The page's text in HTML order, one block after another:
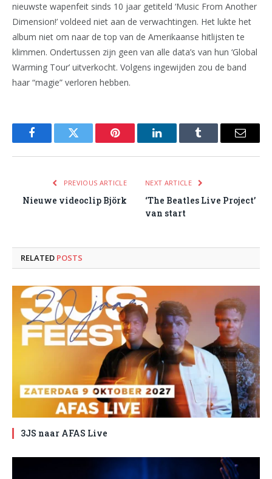
nieuwste wapenfeit sinds 10 jaar getiteld ‘Music From Another
Dimension!’ voldeed niet aan de verwachtingen. Het lukte het
album niet om naar de top van de Amerikaanse hitlijsten te
klimmen. Ondertussen zijn geen van alle data’s van hun ‘Global
Warming Tour’ uitverkocht. Volgens ingewijden zou de band
haar “magie” verloren hebben.
FacebookTwitter Pinterest LinkedInTumblr Email
PREVIOUS ARTICLE
Nieuwe videoclip Björk
NEXT ARTICLE
‘The Beatles Live Project’
van start
RELATED POSTS
3JS naar AFAS Live